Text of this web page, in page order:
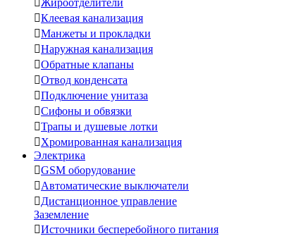
Жироотделители
Клеевая канализация
Манжеты и прокладки
Наружная канализация
Обратные клапаны
Отвод конденсата
Подключение унитаза
Сифоны и обвязки
Трапы и душевые лотки
Хромированная канализация
Электрика
GSM оборудование
Автоматические выключатели
Дистанционное управление
Заземление
Источники бесперебойного питания